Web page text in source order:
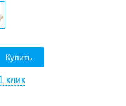
Купить
клик